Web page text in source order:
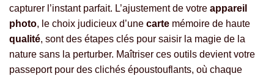
capturer l’instant parfait. L’ajustement de votre appareil
photo, le choix judicieux d’une carte mémoire de haute
qualité, sont des étapes clés pour saisir la magie de la
nature sans la perturber. Maîtriser ces outils devient votre
passeport pour des clichés époustouflants, où chaque